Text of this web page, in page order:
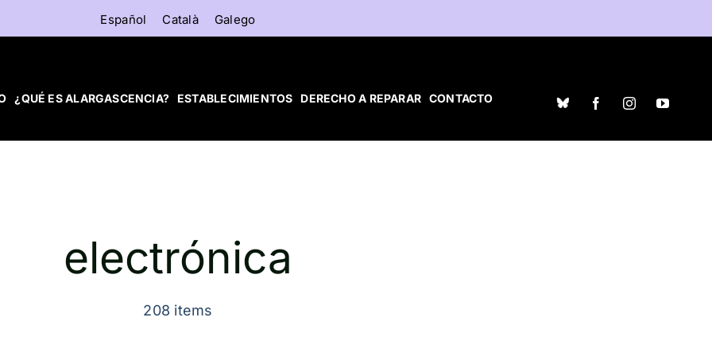
Español Català Galego
¿QUÉ ES ALARGASCENCIA? ESTABLECIMIENTOS DERECHO A REPARAR CONTACTO
electrónica
208 items